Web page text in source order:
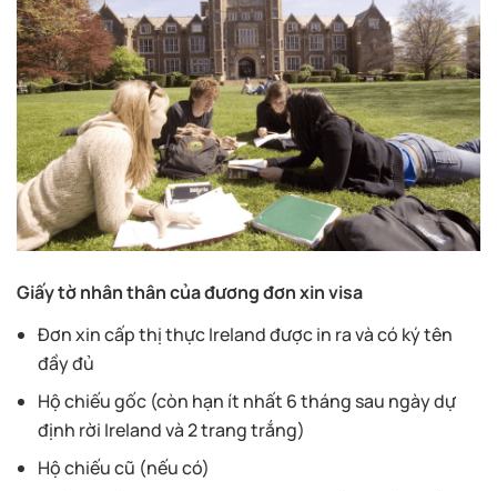
Giấy tờ nhân thân của đương đơn xin visa
Đơn xin cấp thị thực Ireland được in ra và có ký tên
đầy đủ
Hộ chiếu gốc (còn hạn ít nhất 6 tháng sau ngày dự
định rời Ireland và 2 trang trắng)
Hộ chiếu cũ (nếu có)